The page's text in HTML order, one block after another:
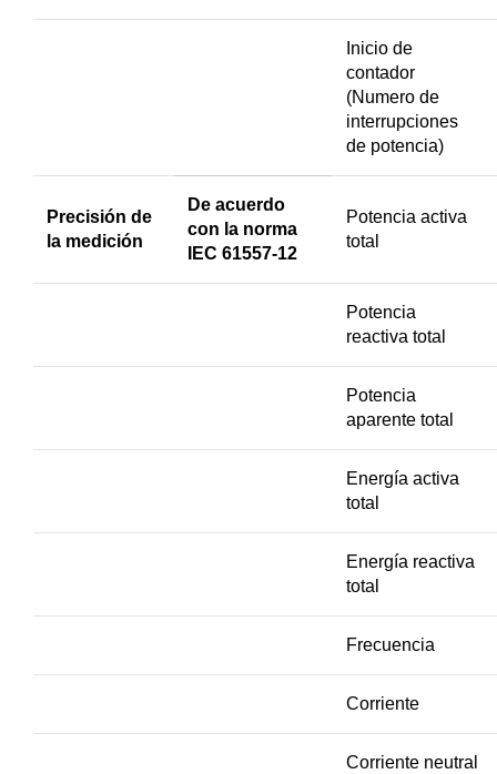
Inicio de
contador
(Numero de
interrupciones
de potencia)
Precisión de
la medición
De acuerdo
con la norma
IEC 61557-12
Potencia activa
total
Potencia
reactiva total
Potencia
aparente total
Energía activa
total
Energía reactiva
total
Frecuencia
Corriente
Corriente neutral